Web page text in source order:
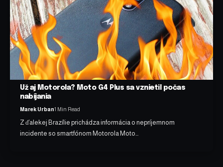
Už aj Motorola? Moto G4 Plus sa vznietil počas
nabíjania
Marek Urban1 Min Read
Z ďalekej Brazílie prichádza informácia o nepríjemnom
incidente so smartfónom Motorola Moto…